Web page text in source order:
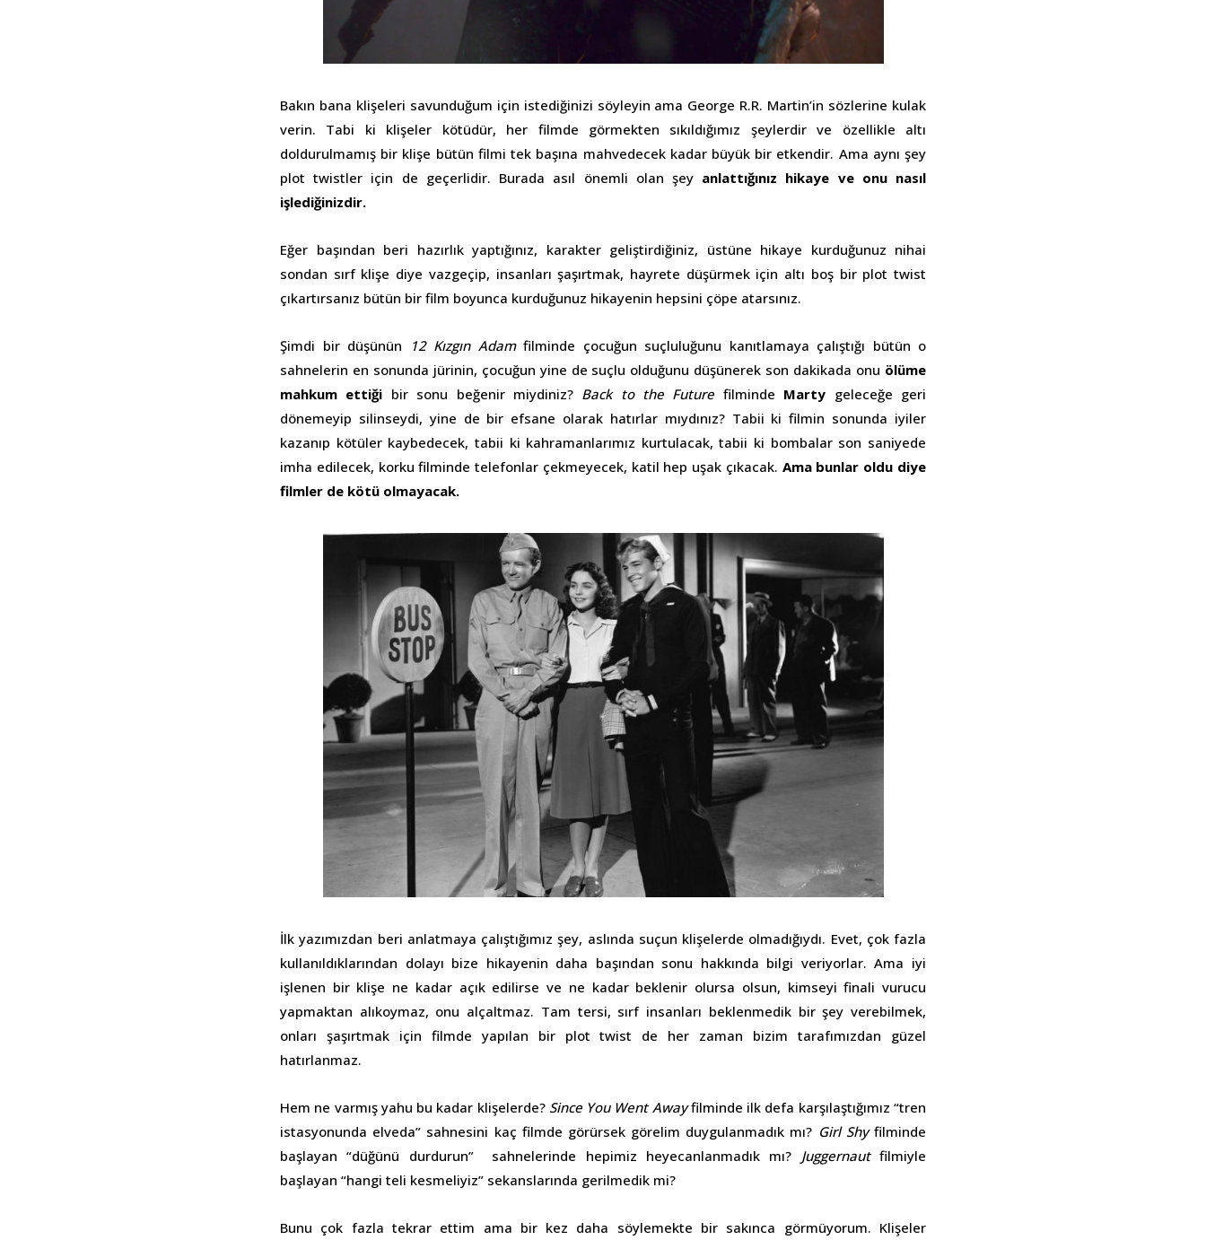
Bakın bana klişeleri savunduğum için istediğinizi söyleyin ama George R.R. Martin’in sözlerine kulak
verin. Tabi ki klişeler kötüdür, her filmde görmekten sıkıldığımız şeylerdir ve özellikle altı
doldurulmamış bir klişe bütün filmi tek başına mahvedecek kadar büyük bir etkendir. Ama aynı şey
plot twistler için de geçerlidir. Burada asıl önemli olan şey anlattığınız hikaye ve onu nasıl
işlediğinizdir.
Eğer başından beri hazırlık yaptığınız, karakter geliştirdiğiniz, üstüne hikaye kurduğunuz nihai
sondan sırf klişe diye vazgeçip, insanları şaşırtmak, hayrete düşürmek için altı boş bir plot twist
çıkartırsanız bütün bir film boyunca kurduğunuz hikayenin hepsini çöpe atarsınız.
Şimdi bir düşünün 12 Kızgın Adamfilminde çocuğun suçluluğunu kanıtlamaya çalıştığı bütün o
sahnelerin en sonunda jürinin, çocuğun yine de suçlu olduğunu düşünerek son dakikada onu ölüme
mahkum ettiği bir sonu beğenir miydiniz? Back to the Future filminde Marty geleceğe geri
dönemeyip silinseydi, yine de bir efsane olarak hatırlar mıydınız? Tabii ki filmin sonunda iyiler
kazanıp kötüler kaybedecek, tabii ki kahramanlarımız kurtulacak, tabii ki bombalar son saniyede
imha edilecek, korku filminde telefonlar çekmeyecek, katil hep uşak çıkacak. Ama bunlar oldu diye
filmler de kötü olmayacak.
İlk yazımızdan beri anlatmaya çalıştığımız şey, aslında suçun klişelerde olmadığıydı. Evet, çok fazla
kullanıldıklarından dolayı bize hikayenin daha başından sonu hakkında bilgi veriyorlar. Ama iyi
işlenen bir klişe ne kadar açık edilirse ve ne kadar beklenir olursa olsun, kimseyi finali vurucu
yapmaktan alıkoymaz, onu alçaltmaz. Tam tersi, sırf insanları beklenmedik bir şey verebilmek,
onları şaşırtmak için filmde yapılan bir plot twist de her zaman bizim tarafımızdan güzel
hatırlanmaz.
Hem ne varmış yahu bu kadar klişelerde? Since You Went Awayfilminde ilk defa karşılaştığımız “tren
istasyonunda elveda” sahnesini kaç filmde görürsek görelim duygulanmadık mı? Girl Shyfilminde
başlayan “düğünü durdurun” sahnelerinde hepimiz heyecanlanmadık mı? Juggernautfilmiyle
başlayan “hangi teli kesmeliyiz” sekanslarında gerilmedik mi?
Bunu çok fazla tekrar ettim ama bir kez daha söylemekte bir sakınca görmüyorum. Klişeler